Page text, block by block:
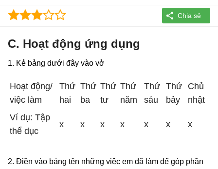
C. Hoạt động ứng dụng
1. Kẻ bảng dưới đây vào vở
Hoạt động/
việc làm
Thứ
hai
Thứ
ba
Thứ
tư
Thứ
năm
Thứ
sáu
Thứ
bảy
Chủ
nhật
Ví dụ: Tập
thể dục
x x x x x x x
2. Điền vào bảng tên những việc em đã làm để góp phần